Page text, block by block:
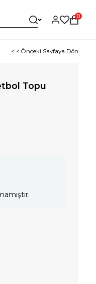
0
< < Önceki Sayfaya Dön
Topu